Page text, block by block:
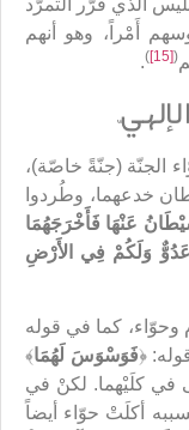
أَمْراً، وهو أنهم
(
[15]
)
.
الجنّة (جنّةً خاصّة)،
خدعهما، وطُردوا
عَنْهَا فَأَخْرَجَهُمَا
عَدُوٌّ وَلَكُمْ فِي الأَرْضِ
كما في قوله
فَوَسْوَسَ لَهُمَا﴾
في كلَيْهما. لكنْ في
أكلَتْ حوّاء أيضاً